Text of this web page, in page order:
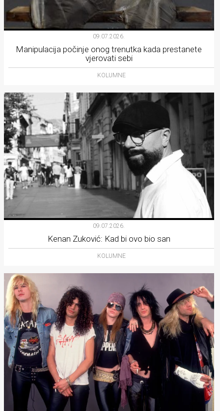
09.07.2026.
Manipulacija počinje onog trenutka kada prestanete
vjerovati sebi
KOLUMNE
09.07.2026.
Kenan Zuković: Kad bi ovo bio san
KOLUMNE